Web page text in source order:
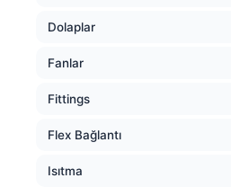
Dolaplar
Fanlar
Fittings
Flex Bağlantı
Isıtma